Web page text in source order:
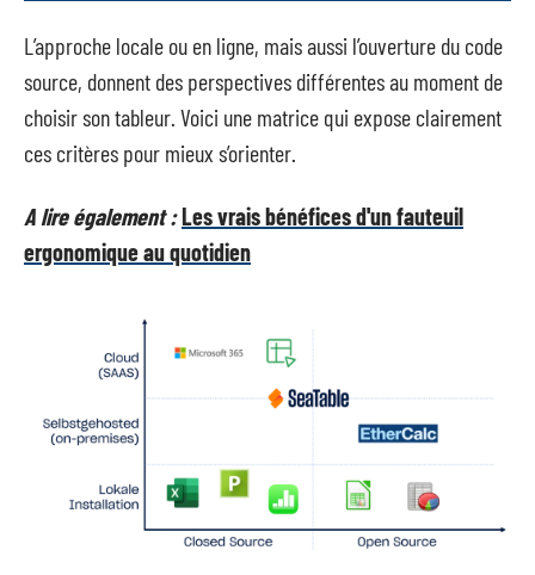
L’approche locale ou en ligne, mais aussi l’ouverture du code
source, donnent des perspectives différentes au moment de
choisir son tableur. Voici une matrice qui expose clairement
ces critères pour mieux s’orienter.
A lire également :Les vrais bénéfices d'un fauteuil
ergonomique au quotidien